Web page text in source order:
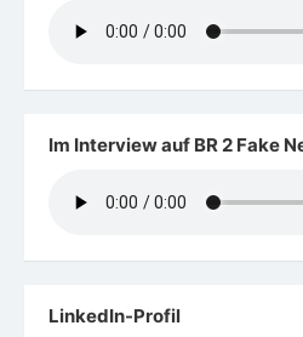
Im Interview auf BR 2 Fake
LinkedIn-Profil